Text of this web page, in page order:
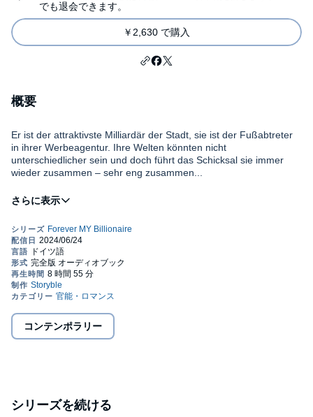
でも退会できます。
￥2,630 で購入
概要
Er ist der attraktivste Milliardär der Stadt, sie ist der Fußabtreter
in ihrer Werbeagentur. Ihre Welten könnten nicht
unterschiedlicher sein und doch führt das Schicksal sie immer
wieder zusammen – sehr eng zusammen...
Leanne: Meine Chefin behandelt mich wie Dreck, mein Freund
attraktivsten Mann im Universum. Wir scheinen uns wohl magisch
anzuziehen, denn als ich ihn zufällig wiedertreffe, können wir
nicht mehr die Finger voneinander lassen. Hätte ich nur nicht das
Gefühl, er würde mir etwas verheimlichen.
Chris: Meine Milliarden bewahren mich nicht davor, immer wieder
an die falsche Frau zu geraten und mein Erbe ist in Gefahr. Als
ich gerade meiner Bitch von einer Freundin per SMS erklären will,
dass sie ab sofort meine Ex ist, fährt mein Chauffeur zu allem
Überfluss eine Passantin an, deren Augen mich sofort in ihren
Bann ziehen. Als wir uns erneut begegnen, wird mir schnell klar,
und respektiert zu werden, bevor sie das wahre Glück in ihrem
Leben verpasst.
コンテンポラリー
シリーズを続ける